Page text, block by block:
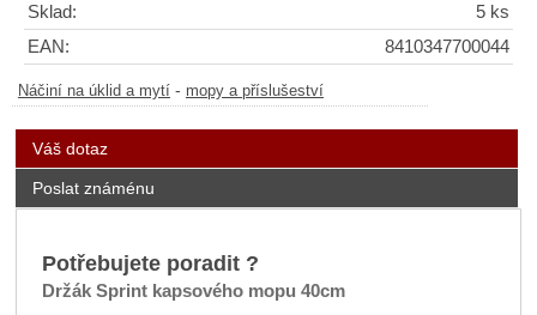
Sklad:
5 ks
EAN:
8410347700044
Náčiní na úklid a mytí - mopy a příslušeství
Váš dotaz
Poslat známénu
Potřebujete poradit ?
Držák Sprint kapsového mopu 40cm